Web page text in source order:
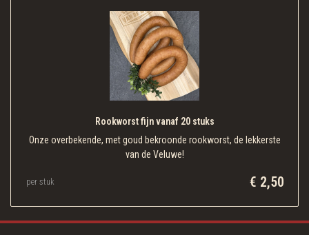
Rookworst fijn vanaf 20 stuks
Onze overbekende, met goud bekroonde rookworst, de lekkerste
van de Veluwe!
€ 2,50
per stuk